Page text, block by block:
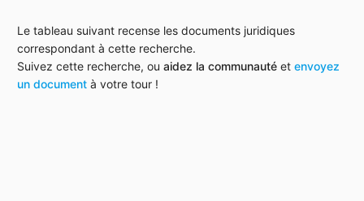
Le tableau suivant recense les documents juridiques
correspondant à cette recherche.
Suivez cette recherche, ou aidez la communauté et envoyez
un document à votre tour !